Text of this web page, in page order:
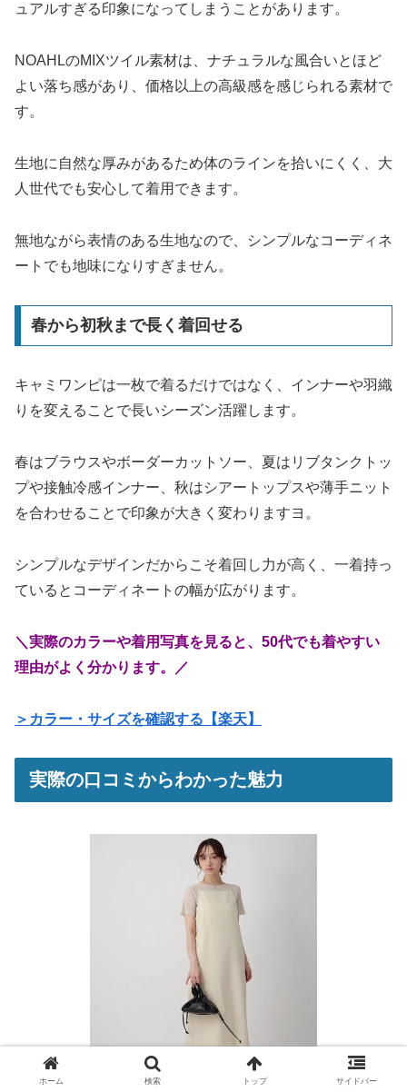
ュアルすぎる印象になってしまうことがあります。
NOAHLのMIXツイル素材は、ナチュラルな風合いとほど
よい落ち感があり、価格以上の高級感を感じられる素材で
す。
生地に自然な厚みがあるため体のラインを拾いにくく、大
人世代でも安心して着用できます。
無地ながら表情のある生地なので、シンプルなコーディネ
ートでも地味になりすぎません。
春から初秋まで長く着回せる
キャミワンピは一枚で着るだけではなく、インナーや羽織
りを変えることで長いシーズン活躍します。
春はブラウスやボーダーカットソー、夏はリブタンクトッ
プや接触冷感インナー、秋はシアートップスや薄手ニット
を合わせることで印象が大きく変わりますヨ。
シンプルなデザインだからこそ着回し力が高く、一着持っ
ているとコーディネートの幅が広がります。
＼実際のカラーや着用写真を見ると、50代でも着やすい
理由がよく分かります。／
＞カラー・サイズを確認する【楽天】
実際の口コミからわかった魅力
ホーム 検索 トップ サイドバー